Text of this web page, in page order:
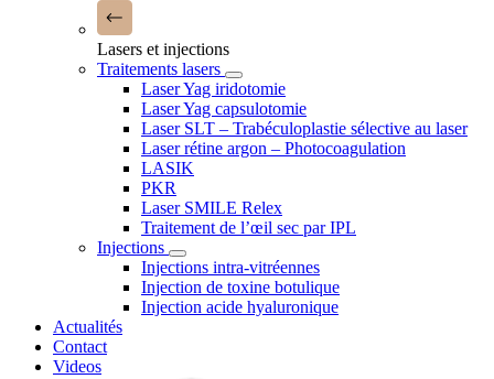
Lasers et injections
Traitements lasers
Laser Yag iridotomie
Laser Yag capsulotomie
Laser SLT – Trabéculoplastie sélective au laser
Laser rétine argon – Photocoagulation
LASIK
PKR
Laser SMILE Relex
Traitement de l’œil sec par IPL
Injections
Injections intra-vitréennes
Injection de toxine botulique
Injection acide hyaluronique
Actualités
Contact
Videos